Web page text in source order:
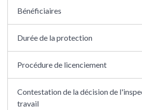
Bénéficiaires
Durée de la protection
Procédure de licenciement
Contestation de la décision de
travail